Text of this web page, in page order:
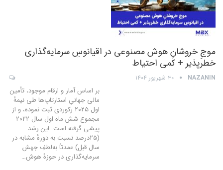
موجِ خروشانِ هوش مصنوعی در اقیانوسِ سرمایه‌گذاری
خطرپذیر + کمی احتیاط
NAZANIN ۳۰ شهریور ۱۴۰۴
بر اساس آمار و ارقام موجود، تأمین
مالی جهانیِ استارتاپ‌ها طی نیمهٔ
اول ۲۰۲۵ رکوردی ثبت نموده، و از
مجموع شش ماه اول سال ۲۰۲۲
پیشی گرفته است. این رشد
(۲۵درصد نسبت به دورهٔ مشابه در
سال قبل) عمدتاً به‌لطفِ جهش
سرمایه‌گذاری در حوزهٔ هوش…